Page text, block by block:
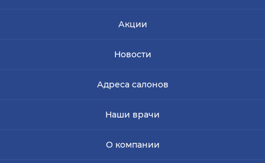
Акции
Новости
Адреса салонов
Наши врачи
О компании